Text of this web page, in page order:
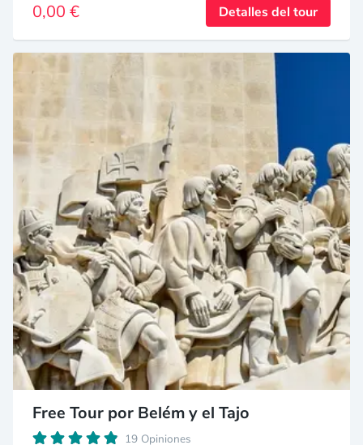
0,00 € Detalles del tour
Free Tour por Belém y el Tajo
19 Opiniones